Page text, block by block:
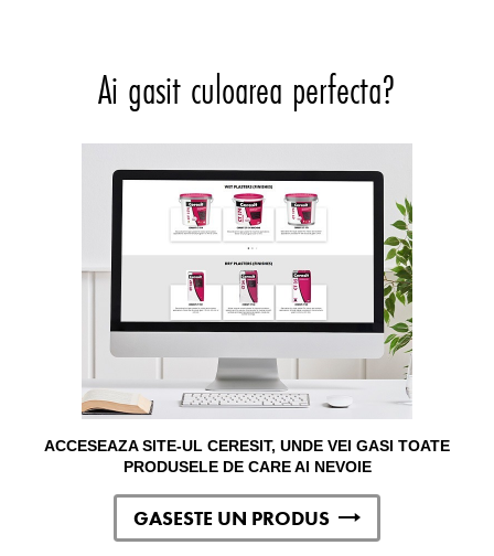
Ai gasit culoarea perfecta?
ACCESEAZA SITE-UL CERESIT, UNDE VEI GASI TOATE
PRODUSELE DE CARE AI NEVOIE
GASESTE UN PRODUS